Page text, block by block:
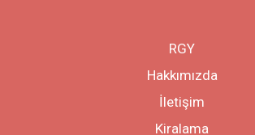
RGY
Hakkımızda
İletişim
Kiralama